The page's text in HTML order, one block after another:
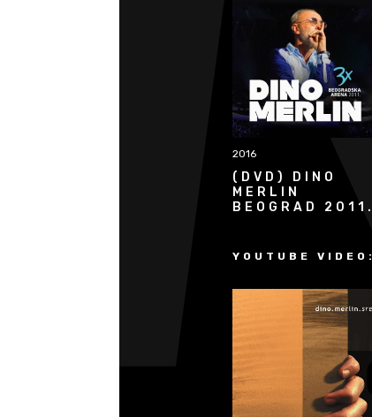
2016
(DVD) DINO
MERLIN
BEOGRAD 2011.
YOUTUBE VIDEO: